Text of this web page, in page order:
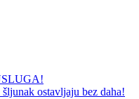
ostavljaju bez daha!